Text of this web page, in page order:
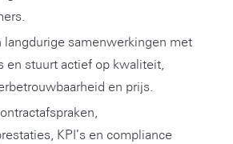
langdurige samenwerkingen met
en stuurt actief op kwaliteit,
en prijs.
KPI’s en compliance